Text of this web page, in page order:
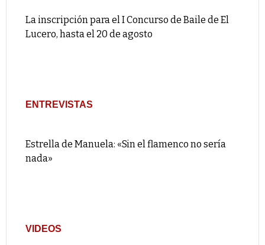
La inscripción para el I Concurso de Baile de El
Lucero, hasta el 20 de agosto
ENTREVISTAS
Estrella de Manuela: «Sin el flamenco no sería
nada»
VIDEOS